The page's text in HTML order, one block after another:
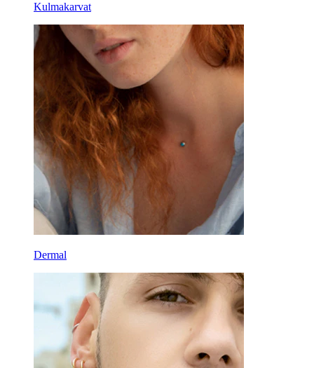
Kulmakarvat
Dermal